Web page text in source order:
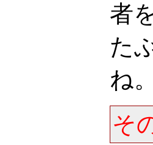
者
た
ね。
そ